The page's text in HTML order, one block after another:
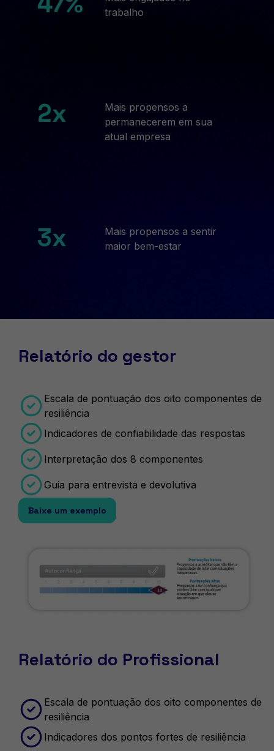
trabalho
2x
Mais propensos a
permanecerem em sua
atual empresa
3x
Mais propensos a sentir
maior bem-estar
Relatório do gestor
Escala de pontuação dos oito componentes de
resiliência
Indicadores de confiabilidade das respostas
Interpretação dos 8 componentes
Guia para entrevista e devolutiva
Baixe um exemplo
Relatório do Profissional
Escala de pontuação dos oito componentes de
resiliência
Indicadores dos pontos fortes de resiliência